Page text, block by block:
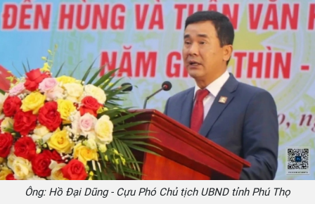
Ông: Hồ Đại Dũng - Cựu Phó Chủ tịch UBND tỉnh Phú Thọ